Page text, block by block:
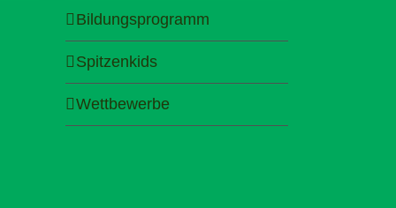
Bildungsprogramm
Spitzenkids
Wettbewerbe